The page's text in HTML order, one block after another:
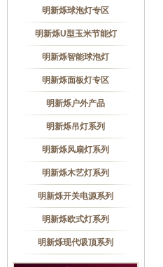
明新烁球泡灯专区
明新烁U型玉米节能灯
明新烁智能球泡灯
明新烁面板灯专区
明新烁户外产品
明新烁吊灯系列
明新烁风扇灯系列
明新烁木艺灯系列
明新烁开关电源系列
明新烁欧式灯系列
明新烁现代吸顶系列